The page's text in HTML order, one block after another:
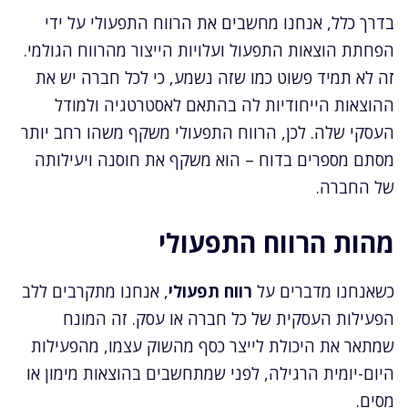
בדרך כלל, אנחנו מחשבים את הרווח התפעולי על ידי
הפחתת הוצאות התפעול ועלויות הייצור מהרווח הגולמי.
זה לא תמיד פשוט כמו שזה נשמע, כי לכל חברה יש את
ההוצאות הייחודיות לה בהתאם לאסטרטגיה ולמודל
העסקי שלה. לכן, הרווח התפעולי משקף משהו רחב יותר
מסתם מספרים בדוח – הוא משקף את חוסנה ויעילותה
של החברה.
מהות הרווח התפעולי
כשאנחנו מדברים על רווח תפעולי, אנחנו מתקרבים ללב
הפעילות העסקית של כל חברה או עסק. זה המונח
שמתאר את היכולת לייצר כסף מהשוק עצמו, מהפעילות
היום-יומית הרגילה, לפני שמתחשבים בהוצאות מימון או
מסים.